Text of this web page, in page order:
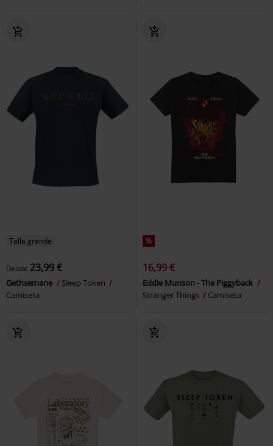
Talla grande
Desde 23,99 €
Gethsemane
Sleep Token
Camiseta
%
16,99 €
Eddie Munson - The Piggyback
Stranger Things
Camiseta